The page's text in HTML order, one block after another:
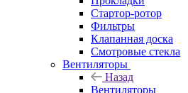
Стартор-ротор
Фильтры
Клапанная доска
Смотровые стекла
Вентиляторы
Назад
Вентиляторы